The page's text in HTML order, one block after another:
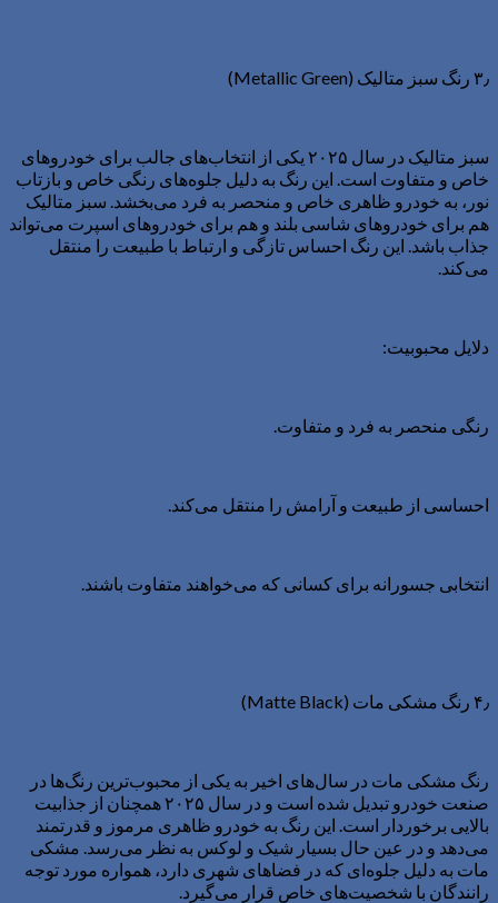
۳٫ رنگ سبز متالیک (Metallic Green)
سبز متالیک در سال ۲۰۲۵ یکی از انتخاب‌های جالب برای خودروهای
خاص و متفاوت است. این رنگ به دلیل جلوه‌های رنگی خاص و بازتاب
نور، به خودرو ظاهری خاص و منحصر به فرد می‌بخشد. سبز متالیک
هم برای خودروهای شاسی بلند و هم برای خودروهای اسپرت می‌تواند
جذاب باشد. این رنگ احساس تازگی و ارتباط با طبیعت را منتقل
می‌کند.
دلایل محبوبیت:
رنگی منحصر به فرد و متفاوت.
احساسی از طبیعت و آرامش را منتقل می‌کند.
انتخابی جسورانه برای کسانی که می‌خواهند متفاوت باشند.
۴٫ رنگ مشکی مات (Matte Black)
رنگ مشکی مات در سال‌های اخیر به یکی از محبوب‌ترین رنگ‌ها در
صنعت خودرو تبدیل شده است و در سال ۲۰۲۵ همچنان از جذابیت
بالایی برخوردار است. این رنگ به خودرو ظاهری مرموز و قدرتمند
می‌دهد و در عین حال بسیار شیک و لوکس به نظر می‌رسد. مشکی
مات به دلیل جلوه‌ای که در فضاهای شهری دارد، همواره مورد توجه
رانندگان با شخصیت‌های خاص قرار می‌گیرد.